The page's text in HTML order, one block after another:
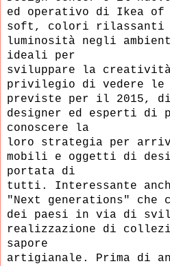
ed operativo di Ikea of
soft, colori rilassanti
luminosità negli
ideali per
sviluppare la
privilegio di vedere le
previste per il 2015,
designer ed esperti di
conoscere
la
loro strategia per
mobili e oggetti di
portata di
tutti. Interessante
"Next generations" che
dei paesi in via di
realizzazione di
sapore
artigianale. Prima di